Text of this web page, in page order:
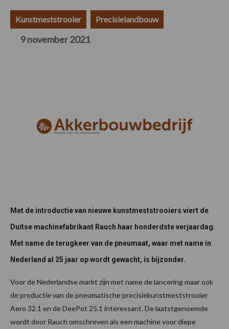
Kunstmeststrooier Precisielandbouw
9 november 2021
Met de introductie van nieuwe kunstmeststrooiers viert de
Duitse machinefabrikant Rauch haar honderdste verjaardag.
Met name de terugkeer van de pneumaat, waar met name in
Nederland al 25 jaar op wordt gewacht, is bijzonder.
Voor de Nederlandse markt zijn met name de lancering maar ook
de productie van de pneumatische precisiekunstmeststrooier
Aero 32.1 en de DeePot 25.1 interessant. De laatstgenoemde
wordt door Rauch omschreven als een machine voor diepe